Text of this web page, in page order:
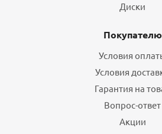
Диски
Покупателю
Условия
Условия
Гарантия на
Вопрос-ответ
Акции